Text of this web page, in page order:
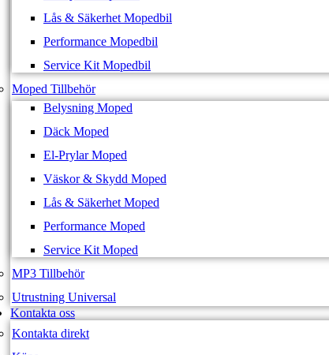
Lås & Säkerhet Mopedbil
Performance Mopedbil
Service Kit Mopedbil
Moped Tillbehör
Belysning Moped
Däck Moped
El-Prylar Moped
Väskor & Skydd Moped
Lås & Säkerhet Moped
Performance Moped
Service Kit Moped
MP3 Tillbehör
Utrustning Universal
Kontakta oss
Kontakta direkt